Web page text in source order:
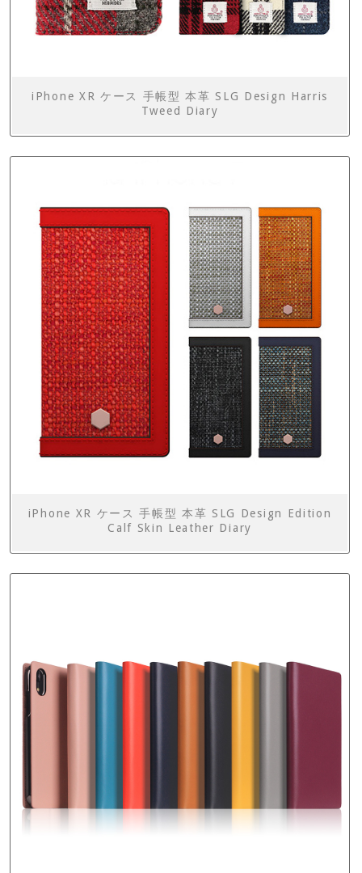
iPhone XR ケース 手帳型 本革 SLG Design Harris
Tweed Diary
iPhone XR ケース 手帳型 本革 SLG Design Edition
Calf Skin Leather Diary